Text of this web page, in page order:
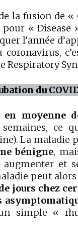
la fusion de «
« Disease
l’année
Respiratory
du
en moyenne
ce
La maladie
bénigne,
et
peut alors
jours chez
simple «